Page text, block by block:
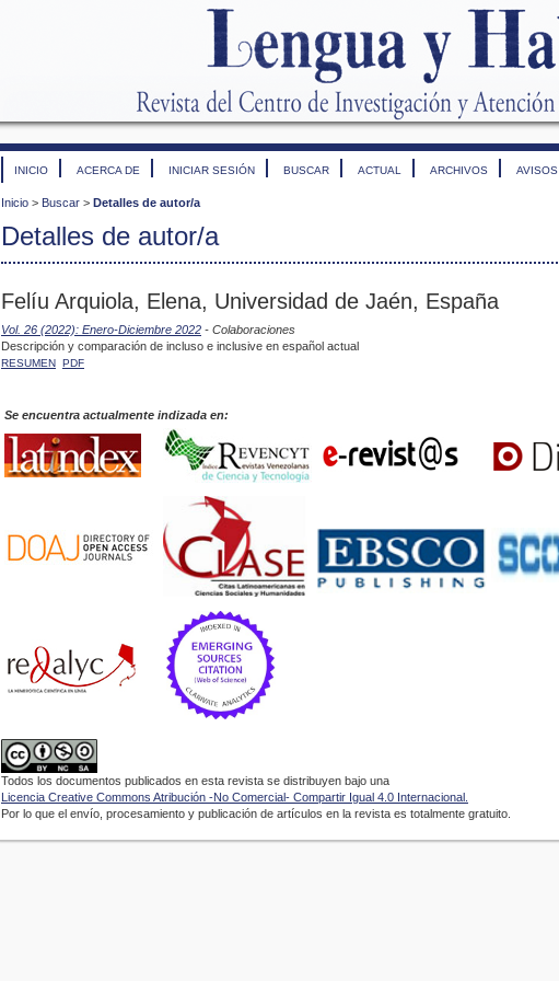
INICIO ACERCA DE INICIAR SESIÓN BUSCAR ACTUAL ARCHIVOS AVISOS
Inicio > Buscar > Detalles de autor/a
Detalles de autor/a
Felíu Arquiola, Elena, Universidad de Jaén, España
Vol. 26 (2022): Enero-Diciembre 2022 - Colaboraciones
Descripción y comparación de incluso e inclusive en español actual
RESUMEN PDF
Se encuentra actualmente indizada en:
Todos los documentos publicados en esta revista se distribuyen bajo una
Licencia Creative Commons Atribución -No Comercial- Compartir Igual 4.0 Internacional.
Por lo que el envío, procesamiento y publicación de artículos en la revista es totalmente gratuito.